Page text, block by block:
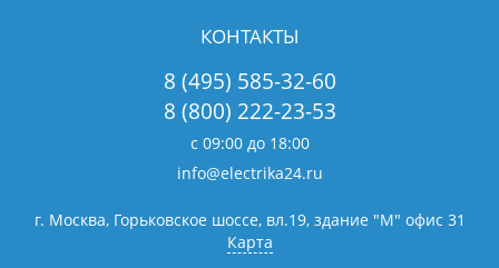
КОНТАКТЫ
8 (495) 585-32-60
8 (800) 222-23-53
с 09:00 до 18:00
info@electrika24.ru
г. Москва, Горьковское шоссе, вл.19, здание "М" офис 31
Карта